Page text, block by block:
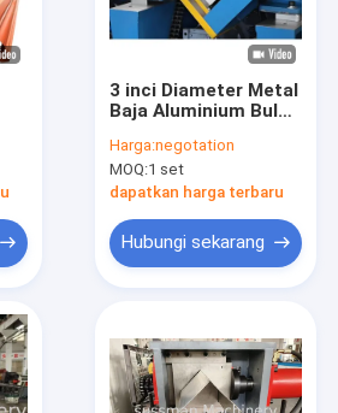
Roda Baki Kabel
3 inci Diameter Metal
Baja Aluminium Bulat
Pipe Roll Forming
Mesin
Harga:negotation
MOQ:1 set
dapatkan harga terbaru
Hubungi sekarang